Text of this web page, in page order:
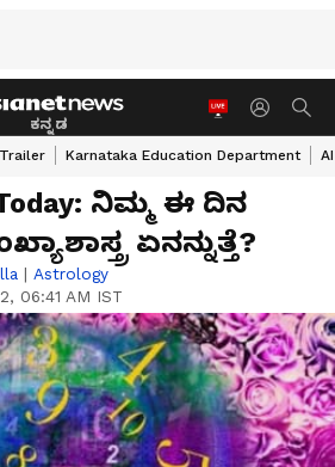
ಕನ್ನಡ
Karnataka Education Department
ನಿಮ್ಮ ಈ ದಿನ
ಏನನ್ನುತ್ತೆ?
| Astrology
06:41 AM IST